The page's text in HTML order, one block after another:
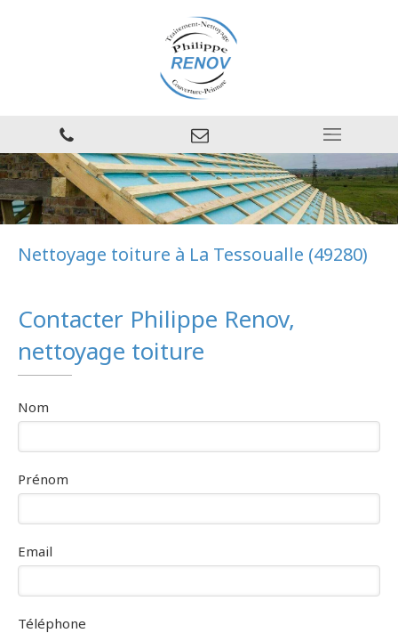
Nettoyage toiture à La Tessoualle (49280)
Contacter Philippe Renov,
nettoyage toiture
Nom
Prénom
Email
Téléphone